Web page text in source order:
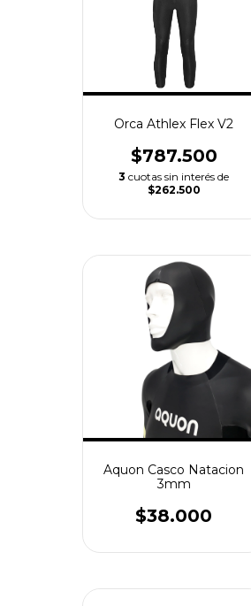
Orca Athlex Flex V2
$787.500
3 cuotas sin interés de
$262.500
Aquon Casco Natacion
3mm
$38.000